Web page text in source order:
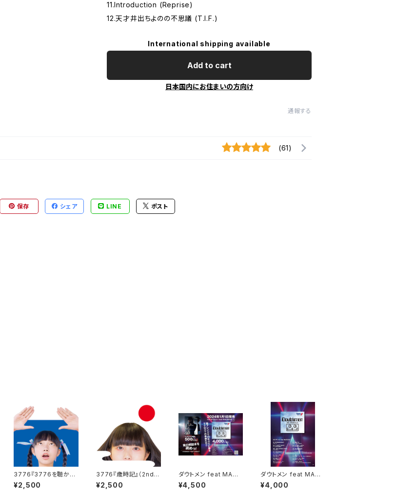
11.Introduction (Reprise)
12.天才井出ちよのの不思議 (T.I.F.)
International shipping available
Add to cart
日本国内にお住まいの方向け
通報する
(61)
保存 シェア LINE ポスト
3776『3776を聴かな
い理由があるとすれば』
（1stAlbum）
¥2,500
3776『歳時記』（2ndAl
bum）
¥2,500
ダウトメン feat MACR
OSS 7（Album）+作詞
家K.INOJO 解説本付
¥4,500
ダウトメン feat MACR
OSS 7（Album）
¥4,000